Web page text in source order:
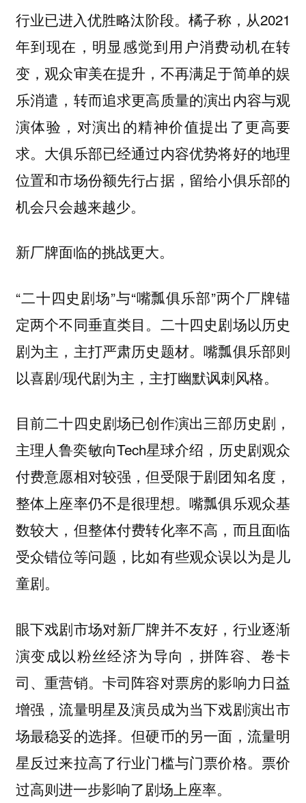
行业已进入优胜略汰阶段。橘子称，从2021
年到现在，明显感觉到用户消费动机在转
变，观众审美在提升，不再满足于简单的娱
乐消遣，转而追求更高质量的演出内容与观
演体验，对演出的精神价值提出了更高要
求。大俱乐部已经通过内容优势将好的地理
位置和市场份额先行占据，留给小俱乐部的
机会只会越来越少。
新厂牌面临的挑战更大。
“二十四史剧场”与“嘴瓢俱乐部”两个厂牌锚
定两个不同垂直类目。二十四史剧场以历史
剧为主，主打严肃历史题材。嘴瓢俱乐部则
以喜剧/现代剧为主，主打幽默讽刺风格。
目前二十四史剧场已创作演出三部历史剧，
主理人鲁奕敏向Tech星球介绍，历史剧观众
付费意愿相对较强，但受限于剧团知名度，
整体上座率仍不是很理想。嘴瓢俱乐观众基
数较大，但整体付费转化率不高，而且面临
受众错位等问题，比如有些观众误以为是儿
童剧。
眼下戏剧市场对新厂牌并不友好，行业逐渐
演变成以粉丝经济为导向，拼阵容、卷卡
司、重营销。卡司阵容对票房的影响力日益
增强，流量明星及演员成为当下戏剧演出市
场最稳妥的选择。但硬币的另一面，流量明
星反过来拉高了行业门槛与门票价格。票价
过高则进一步影响了剧场上座率。